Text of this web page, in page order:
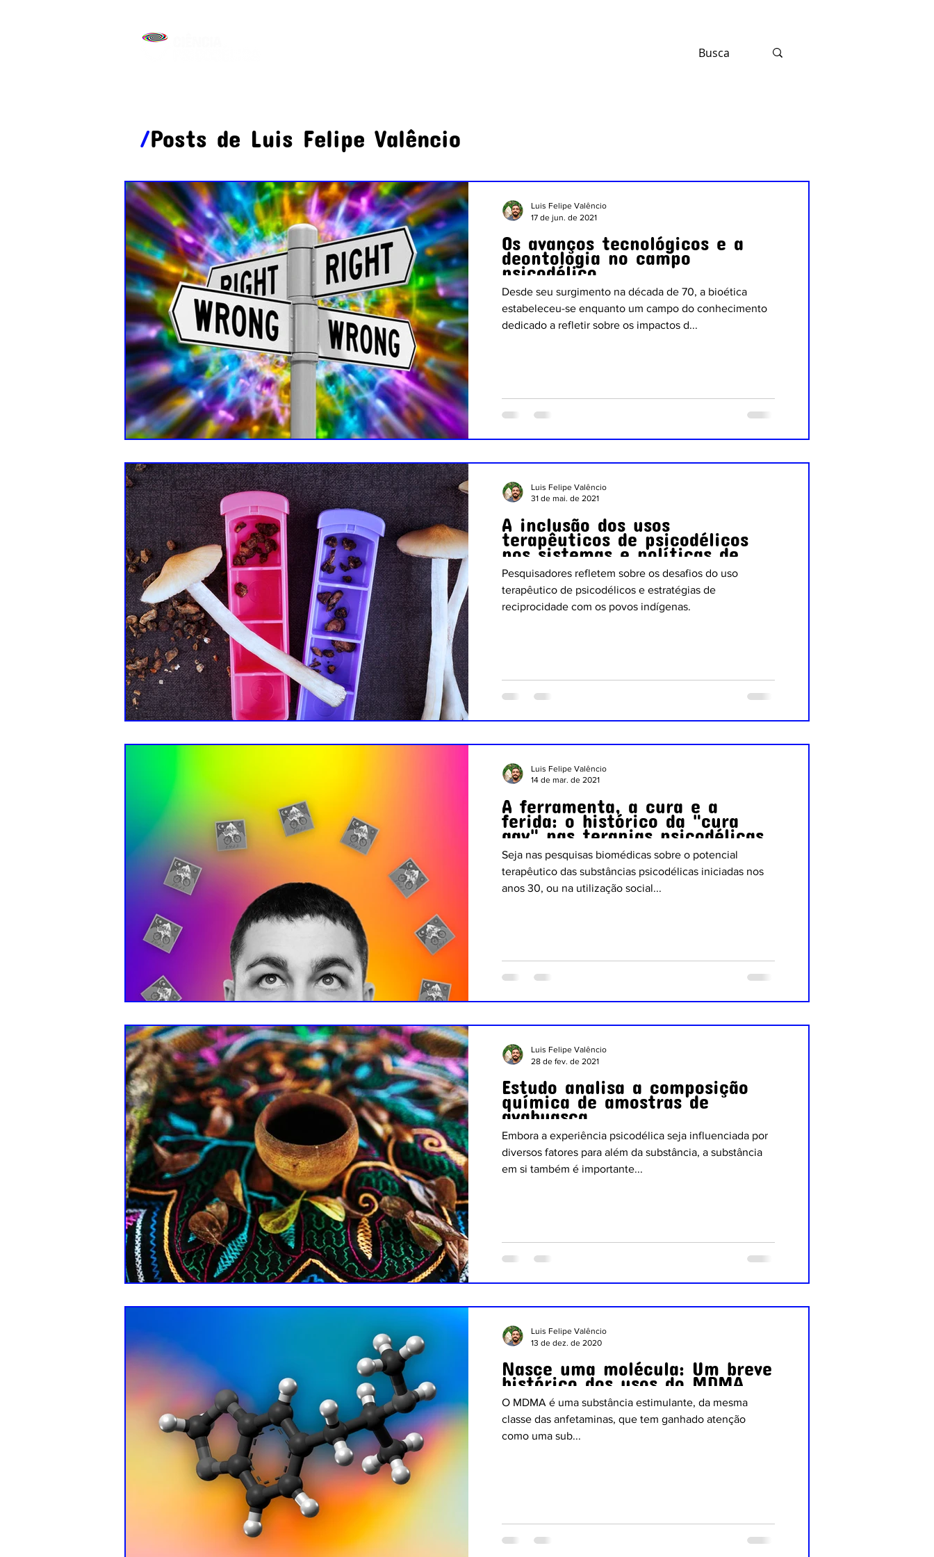
/Posts de Luis Felipe Valêncio
Os avanços tecnológicos e a
deontologia no campo
psicodélico
Desde seu surgimento na década de 70, a bioética
estabeleceu-se enquanto um campo do conhecimento
dedicado a refletir sobre os impactos d...
Luis Felipe Valêncio
17 de jun. de 2021
A inclusão dos usos
terapêuticos de psicodélicos
nos sistemas e políticas de
Pesquisadores refletem sobre os desafios do uso
terapêutico de psicodélicos e estratégias de
reciprocidade com os povos indígenas.
Luis Felipe Valêncio
31 de mai. de 2021
A ferramenta, a cura e a
ferida: o histórico da "cura
gay" nas terapias psicodélicas
Seja nas pesquisas biomédicas sobre o potencial
terapêutico das substâncias psicodélicas iniciadas nos
anos 30, ou na utilização social...
Luis Felipe Valêncio
14 de mar. de 2021
Estudo analisa a composição
química de amostras de
ayahuasca
Embora a experiência psicodélica seja influenciada por
diversos fatores para além da substância, a substância
em si também é importante...
Luis Felipe Valêncio
28 de fev. de 2021
Nasce uma molécula: Um breve
histórico dos usos do MDMA
O MDMA é uma substância estimulante, da mesma
classe das anfetaminas, que tem ganhado atenção
como uma sub...
Luis Felipe Valêncio
13 de dez. de 2020